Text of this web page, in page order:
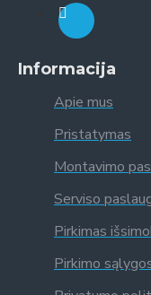
Informacija
Apie mus
Pristatymas
Montavimo
Serviso
Pirkimas
Pirkimo